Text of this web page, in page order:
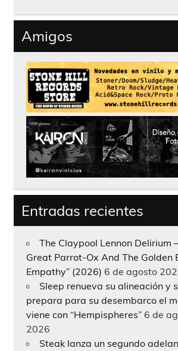
Amigos
Entradas recientes
The Claypool Lennon Delirium
Great Parrot-Ox And The Golden
Empathy” (2026) 6 de agosto
Sleep renueva su alineación y
prepara para su desembarco el
viene con “Hempispheres” 6 de
2026
Steak lanza un segundo